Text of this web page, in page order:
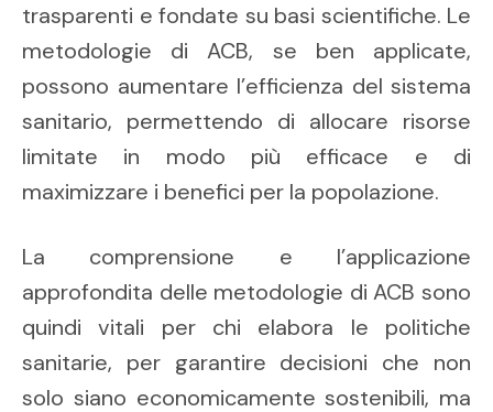
trasparenti e fondate su basi scientifiche. Le
metodologie di ACB, se ben applicate,
possono aumentare l’efficienza del sistema
sanitario, permettendo di allocare risorse
limitate in modo più efficace e di
maximizzare i benefici per la popolazione.
La comprensione e l’applicazione
approfondita delle metodologie di ACB sono
quindi vitali per chi elabora le politiche
sanitarie, per garantire decisioni che non
solo siano economicamente sostenibili, ma